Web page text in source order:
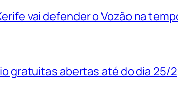
vai defender o Vozão na
gratuitas abertas até do dia 25/2